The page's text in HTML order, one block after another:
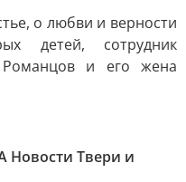
о любви и верности
детей, сотрудник
Романцов и его жена
Новости Твери и